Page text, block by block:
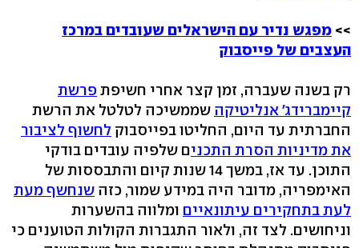
>> מפגש נדיר עם הישראלים שעובדים במרכז
העצבים של פייסבוק
רק בשנה שעברה, זמן קצר אחרי חשיפתפרשת
קיימברידג' אנליטיקה שממשיכה לטלטל את הרשת
החברתית עד היום, החליטו בפייסבוק לחשוף לציבור
את מדיניות הסרת התכנים שלפיה עובדים בודקי
התוכן. עד אז, במשך 14 שנות קיום והתבססות של
האימפריה, מדובר היה במידע שמור, כזה שנחשף מעת
לעת בתחקירים עיתונאיים ומלווה בהשערות
וניחושים. לצד זה, ולאור התגברות הקולות הטוענים כי